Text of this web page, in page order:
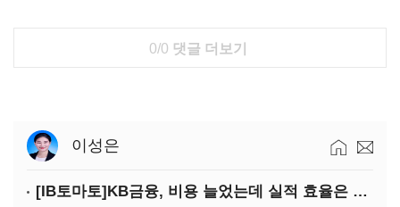
0/0 댓글 더보기
이성은
[IB토마토]KB금융, 비용 늘었는데 실적 효율은 개선…증권 호황 효과